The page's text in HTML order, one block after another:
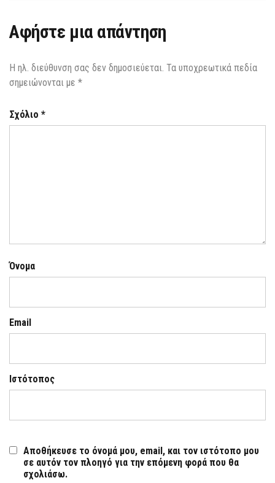
Αφήστε μια απάντηση
Η ηλ. διεύθυνση σας δεν δημοσιεύεται. Τα υποχρεωτικά πεδία
σημειώνονται με *
Σχόλιο *
Όνομα
Email
Ιστότοπος
Αποθήκευσε το όνομά μου, email, και τον ιστότοπο μου
σε αυτόν τον πλοηγό για την επόμενη φορά που θα
σχολιάσω.